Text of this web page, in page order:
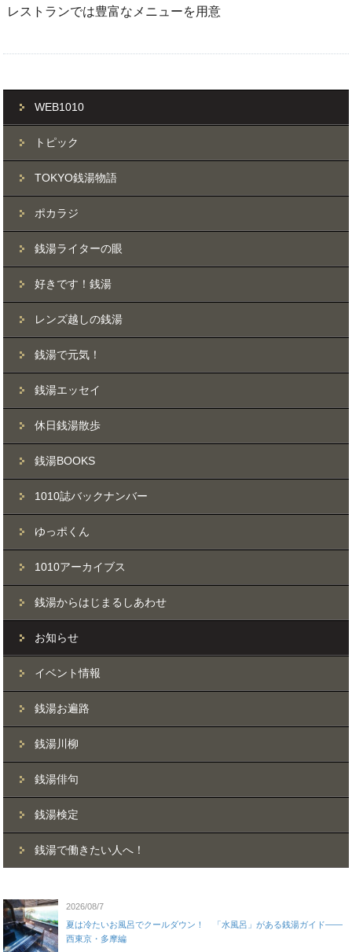
レストランでは豊富なメニューを用意
WEB1010
トピック
TOKYO銭湯物語
ポカラジ
銭湯ライターの眼
好きです！銭湯
レンズ越しの銭湯
銭湯で元気！
銭湯エッセイ
休日銭湯散歩
銭湯BOOKS
1010誌バックナンバー
ゆっポくん
1010アーカイブス
銭湯からはじまるしあわせ
お知らせ
イベント情報
銭湯お遍路
銭湯川柳
銭湯俳句
銭湯検定
銭湯で働きたい人へ！
2026/08/7
夏は冷たいお風呂でクールダウン！ 「水風呂」がある銭湯ガイド——
西東京・多摩編